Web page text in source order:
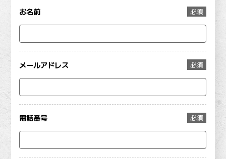
お名前 必須
メールアドレス 必須
電話番号 必須